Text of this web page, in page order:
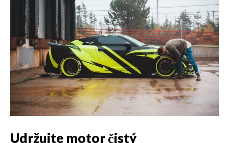
Udržujte motor čistý